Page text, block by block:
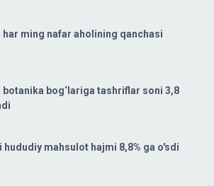
har ming nafar aholining qanchasi
botanika bog‘lariga tashriflar soni 3,8
hududiy mahsulot hajmi 8,8% ga o'sdi